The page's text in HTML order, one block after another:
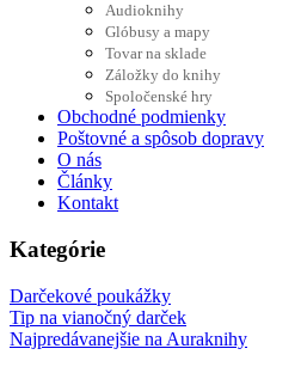
Audioknihy
Glóbusy a mapy
Tovar na sklade
Záložky do knihy
Spoločenské hry
Obchodné podmienky
Poštovné a spôsob dopravy
O nás
Články
Kontakt
Kategórie
Darčekové poukážky
Tip na vianočný darček
Najpredávanejšie na Auraknihy